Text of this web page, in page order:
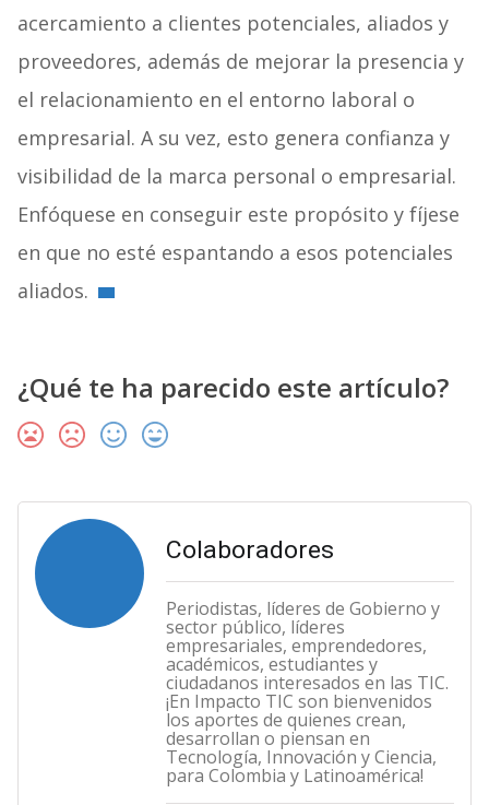
acercamiento a clientes potenciales, aliados y
proveedores, además de mejorar la presencia y
el relacionamiento en el entorno laboral o
empresarial. A su vez, esto genera confianza y
visibilidad de la marca personal o empresarial.
Enfóquese en conseguir este propósito y fíjese
en que no esté espantando a esos potenciales
aliados.
¿Qué te ha parecido este artículo?
Colaboradores
Periodistas, líderes de Gobierno y
sector público, líderes
empresariales, emprendedores,
académicos, estudiantes y
ciudadanos interesados en las TIC.
¡En Impacto TIC son bienvenidos
los aportes de quienes crean,
desarrollan o piensan en
Tecnología, Innovación y Ciencia,
para Colombia y Latinoamérica!